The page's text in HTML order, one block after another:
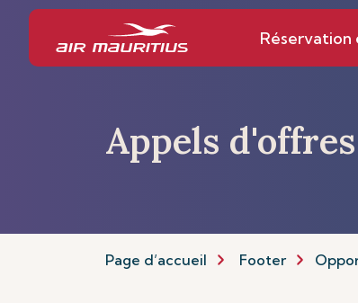
Réservation
Appels d'offres
Page d’accueil Footer